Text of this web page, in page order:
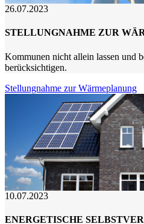
26.07.2023
STELLUNGNAHME ZUR
Kommunen nicht allein lassen und
berücksichtigen.
Stellungnahme zur Wärmeplanung
10.07.2023
ENERGETISCHE